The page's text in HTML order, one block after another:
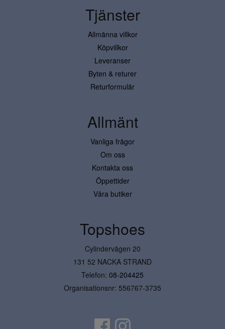
Tjänster
Allmänna villkor
Köpvillkor
Leveranser
Byten & returer
Returformulär
Allmänt
Vanliga frågor
Om oss
Kontakta oss
Öppettider
Våra butiker
Topshoes
Cylindervägen 20
131 52 NACKA STRAND
Telefon: 08-204425
Organisationsnr: 556767-3735